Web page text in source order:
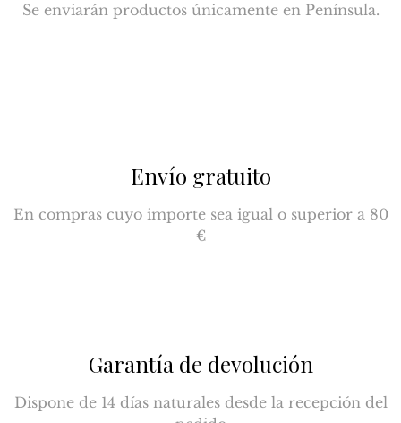
Se enviarán productos únicamente en Península.
Envío gratuito
En compras cuyo importe sea igual o superior a 80
€
Garantía de devolución
Dispone de 14 días naturales desde la recepción del